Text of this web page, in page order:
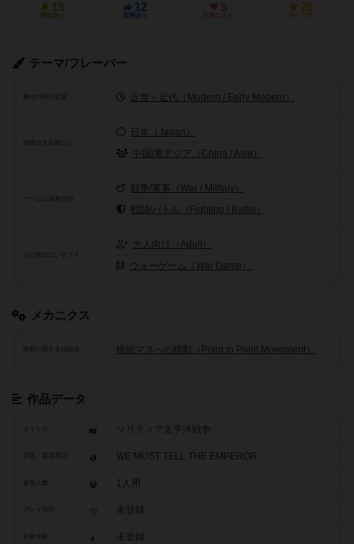
13
興味あり
12
経験あり
5
お気に入り
20
持ってる
テーマ/フレーバー
舞台の時代背景 近世～近代（Modern / Early Modern）
地域や文化圏など
日本（Japan）
中国/東アジア（China / Asia）
ゲームの基本目的
戦争/軍事（War / Militaly）
戦闘/バトル（Fighting / Battle）
その他のコンセプト
大人向け（Adult）
ウォーゲーム（War Game）
メカニクス
移動に関する仕組み 接続マスへの移動（Point to Point Movement）
作品データ
タイトル ソリティア太平洋戦争
WE MUST TELL THE EMPEROR
参加人数 1人用
未登録
未登録